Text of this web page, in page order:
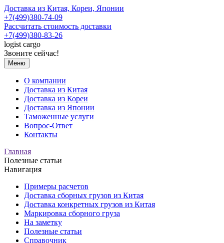
Доставка из Китая, Кореи, Японии
+7(499)380-74-09
Рассчитать стоимость доставки
+7(499)380-83-26
logist cargo
Звоните сейчас!
Меню
О компании
Доставка из Китая
Доставка из Кореи
Доставка из Японии
Таможенные услуги
Вопрос-Ответ
Контакты
Главная
Полезные статьи
Навигация
Примеры расчетов
Доставка сборных грузов из Китая
Доставка конкретных грузов из Китая
Маркировка сборного груза
На заметку
Полезные статьи
Справочник